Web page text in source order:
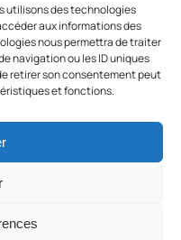
utilisons des technologies
aux informations des
nous permettra de traiter
navigation ou les ID uniques
retirer son consentement peut
et fonctions.